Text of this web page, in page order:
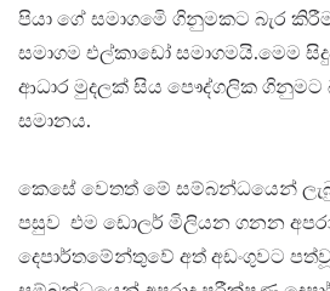
පියා ගේ සමාගමෙි ගිනුමකට බැර
සමාගම එල්කාඩෝ සමාගමයි.මෙම
ආධාර මුදලක් සිය පෞද්ගලික ගිනුමට
සමානය.
කෙසේ වෙතත් මේ සම්බන්ධයෙන්
පසුව එම ඩොලර් මිලියන ගනන
දෙපාර්තමේන්තුවේ අත් අඩංගුවට